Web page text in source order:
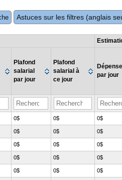
Astuces sur les filtres (anglais
Plafond
salarial
par jour
Plafond
salarial à
ce jour
par jour
0$ 0$ 0$
0$ 0$ 0$
0$ 0$ 0$
0$ 0$ 0$
0$ 0$ 0$